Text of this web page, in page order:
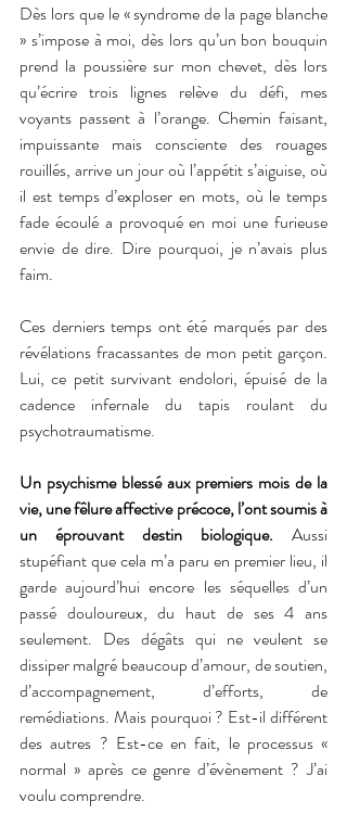
Dès lors que le « syndrome de la page blanche
» s’impose à moi, dès lors qu’un bon bouquin
prend la poussière sur mon chevet, dès lors
qu’écrire trois lignes relève du défi, mes
voyants passent à l’orange. Chemin faisant,
impuissante mais consciente des rouages
rouillés, arrive un jour où l’appétit s’aiguise, où
il est temps d’exploser en mots, où le temps
fade écoulé a provoqué en moi une furieuse
envie de dire. Dire pourquoi, je n’avais plus
faim.
Ces derniers temps ont été marqués par des
révélations fracassantes de mon petit garçon.
Lui, ce petit survivant endolori, épuisé de la
cadence infernale du tapis roulant du
psychotraumatisme.
Un psychisme blessé aux premiers mois de la
vie, une fêlure affective précoce, l’ont soumis à
un éprouvant destin biologique. Aussi
stupéfiant que cela m’a paru en premier lieu, il
garde aujourd’hui encore les séquelles d’un
passé douloureux, du haut de ses 4 ans
seulement. Des dégâts qui ne veulent se
dissiper malgré beaucoup d’amour, de soutien,
d’accompagnement, d’efforts, de
remédiations. Mais pourquoi ? Est-il différent
des autres ? Est-ce en fait, le processus «
normal » après ce genre d’évènement ? J’ai
voulu comprendre.